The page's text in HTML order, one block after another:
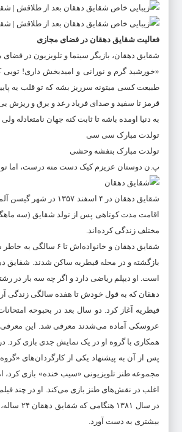
فعالیت شقایق دهقان در فضای مجازی
شقایق دهقان، بازیگر سینما و تلویزیون در
«خورشید گرم و نورانى و امیدبخش دارى!
طبیعت کسی میتونه سرریز بشه که تو قلب یه
قرمز تا سفید و صداى فریاد رعد و برق و ریزش
به دنیا اومده باشه تا ثابت کنه جهان
تولدت مبارک سى سى
تولدت مبارک بنفشه وحشى
پ.ن دوستان عزیزم کیک دست منه درست، اما
شقایق دهقان در ۴
اقامت مدت کوتاهی پس از تولد شقایق (سه
مختلف زندگی کرده‌اند.
شقایق دهقان و
بازگشته و در محله قیطریه ساکن شدند. شقایق
است. او دیپلم ریاضی دارد و اگر چه سه بار در
دهقان که به قول خودش تا هفده سالگی زندگی
قیطریه آغاز کرد. دو سال بعد در بحبوحه
عروسکی آماده می‌شدند معرفی شد. این معرفی
همکاری با گروه او در یک نمایش جدی بازی کرد.
پس از آن به پیشنهاد یکی از کارگردان‌های
مجموعه طنز تلویزیونی «سیب خنده» بازی کرد،
اغلب در نقش‌های طنز بازی می‌کند. او در چند
در
بیشتری به دست آورد.